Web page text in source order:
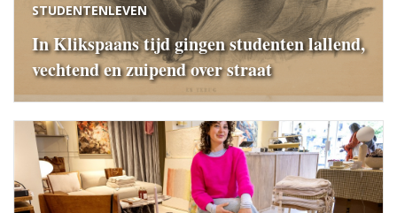
STUDENTENLEVEN
In Klikspaans tijd gingen studenten lallend,
vechtend en zuipend over straat